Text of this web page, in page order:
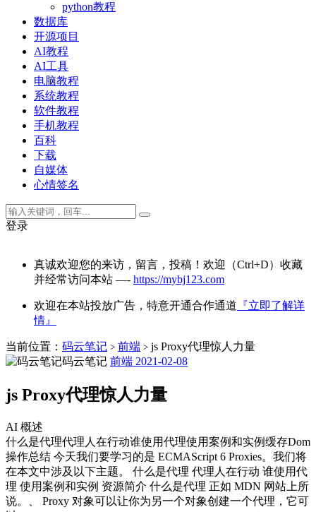
python教程
数据库
开源项目
AI教程
AI工具
电脑教程
系统教程
软件教程
手机教程
百科
下载
自媒体
心情签名
登录
真诚欢迎您的来访，留言，投稿！欢迎（Ctrl+D）收藏
并经常访问本站 —- https://mybj123.com
欢迎在本站投放广告，特意开通合作通道 『立即了解详
情』
当前位置： 码云笔记 > 前端 > js Proxy代理惊人力量
码云笔记 前端 2021-02-08
js Proxy代理惊人力量
AI 概述
什么是代理代理人在行动谁使用代理使用案例和实例缓存Dom
操作总结 今天我们要学习的是 ECMAScript 6 Proxies。我们将
在本文中涉及以下主题。 什么是代理 代理人在行动 谁使用代
理 使用案例和实例 资源简介 什么是代理 正如 MDN 网站上所
说。、 Proxy 对象可以让你为另一个对象创建一个代理，它可